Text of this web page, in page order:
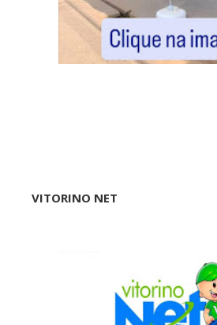
VITORINO NET